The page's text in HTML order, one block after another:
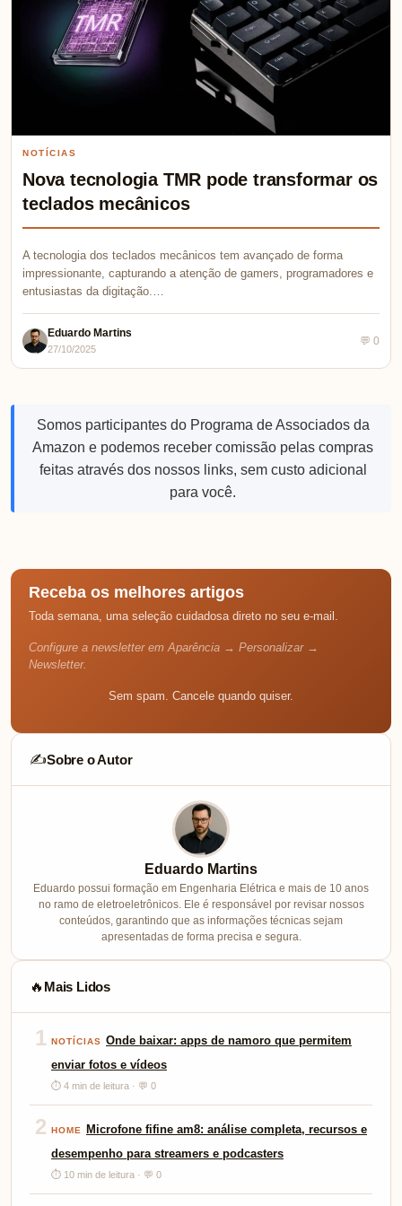
NOTÍCIAS
Nova tecnologia TMR pode transformar os
teclados mecânicos
A tecnologia dos teclados mecânicos tem avançado de forma
impressionante, capturando a atenção de gamers, programadores e
entusiastas da digitação.…
Eduardo Martins
27/10/2025
💬 0
Somos participantes do Programa de Associados da
Amazon e podemos receber comissão pelas compras
feitas através dos nossos links, sem custo adicional
para você.
Receba os melhores artigos
Toda semana, uma seleção cuidadosa direto no seu e-mail.
Configure a newsletter em Aparência → Personalizar →
Newsletter.
Sem spam. Cancele quando quiser.
✍️Sobre o Autor
Eduardo Martins
Eduardo possui formação em Engenharia Elétrica e mais de 10 anos
no ramo de eletroeletrônicos. Ele é responsável por revisar nossos
conteúdos, garantindo que as informações técnicas sejam
apresentadas de forma precisa e segura.
🔥 Mais Lidos
1 NOTÍCIAS Onde baixar: apps de namoro que permitem
enviar fotos e vídeos
⏱ 4 min de leitura · 💬 0
2 HOME
Microfone fifine am8: análise completa, recursos e
desempenho para streamers e podcasters
⏱ 10 min de leitura · 💬 0